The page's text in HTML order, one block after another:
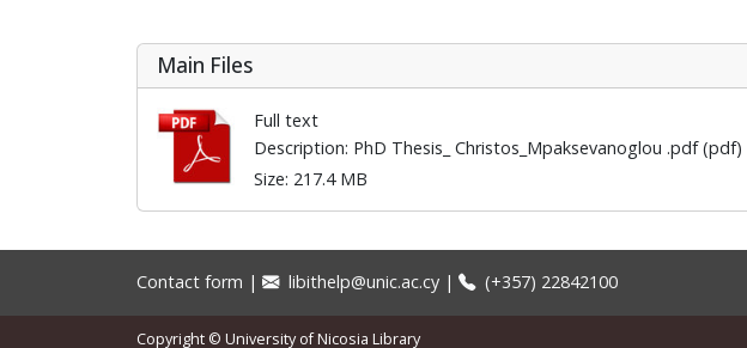
Main Files
Full text
Description: PhD Thesis_ Christos_Mpaksevanoglou .pdf (pdf)
Size: 217.4 MB
Contact form | libithelp@unic.ac.cy | (+357) 22842100
Copyright © University of Nicosia Library